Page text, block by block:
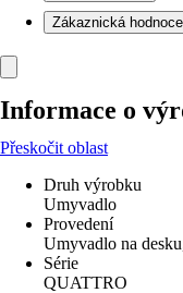
Zákaznická
Informace o
Přeskočit oblast
Druh výrobku
Umyvadlo
Provedení
Umyvadlo na
Série
QUATTRO